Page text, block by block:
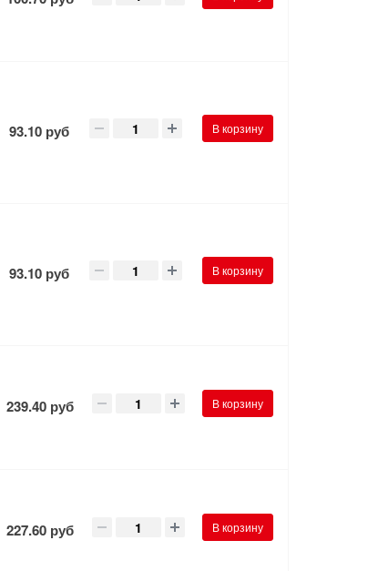
93.10 руб В корзину
93.10 руб В корзину
239.40 руб В корзину
227.60 руб В корзину